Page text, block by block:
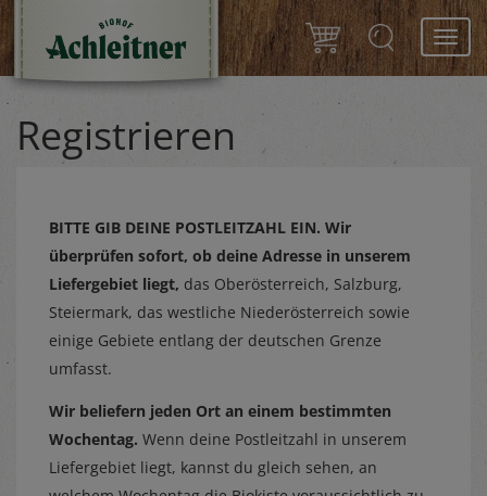
Registrieren
BITTE GIB DEINE POSTLEITZAHL EIN. Wir
überprüfen sofort, ob deine Adresse in unserem
Liefergebiet liegt, das Oberösterreich, Salzburg,
Steiermark, das westliche Niederösterreich sowie
einige Gebiete entlang der deutschen Grenze
umfasst.
Wir beliefern jeden Ort an einem bestimmten
Wochentag. Wenn deine Postleitzahl in unserem
Liefergebiet liegt, kannst du gleich sehen, an